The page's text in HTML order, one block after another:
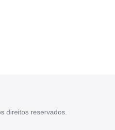
direitos reservados.